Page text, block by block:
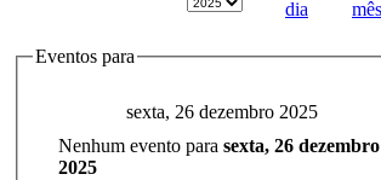
Eventos para
sexta, 26 dezembro 2025
Nenhum evento para sexta, 26 dezembro
2025